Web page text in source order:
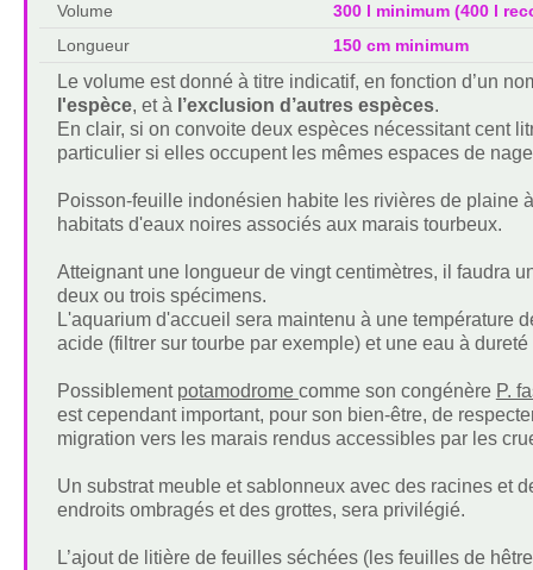
Volume
300 l minimum (400 l
Longueur
150 cm minimum
Le volume est donné à titre indicatif, en fonction d’un
l'espèce, et à l’exclusion d’autres espèces.
En clair, si on convoite deux espèces nécessitant cent
particulier si elles occupent les mêmes espaces de
Poisson-feuille indonésien habite les rivières de plaine
habitats d'eaux noires associés aux marais tourbeux.
Atteignant une longueur de vingt centimètres, il faudra
deux ou trois spécimens.
L'aquarium d'accueil sera maintenu à une température
acide (filtrer sur tourbe par exemple) et une eau à
Possiblement potamodrome comme son congénère P.
est cependant important, pour son bien-être, de
migration vers les marais rendus accessibles par les
Un substrat meuble et sablonneux avec des racines et
endroits ombragés et des grottes, sera privilégié.
L’ajout de litière de feuilles séchées (les feuilles de